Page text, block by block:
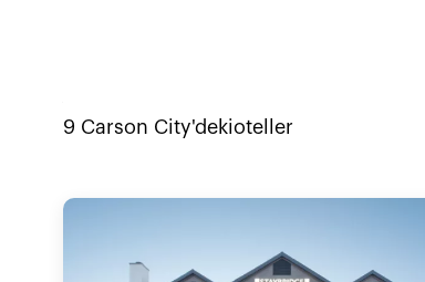
9 Carson City'dekioteller